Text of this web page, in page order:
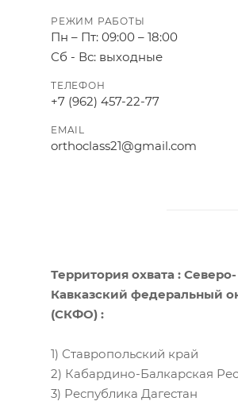
РЕЖИМ РАБОТЫ
Пн – Пт: 09:00 – 18:00
Сб - Вс: выходные
ТЕЛЕФОН
+7 (962) 457-22-77
EMAIL
orthoclass21@gmail.com
Территория охвата : Северо-
Кавказский федеральный
(СКФО) :
1) Ставропольский край
2) Кабардино-Балкарская
3) Республика Дагестан